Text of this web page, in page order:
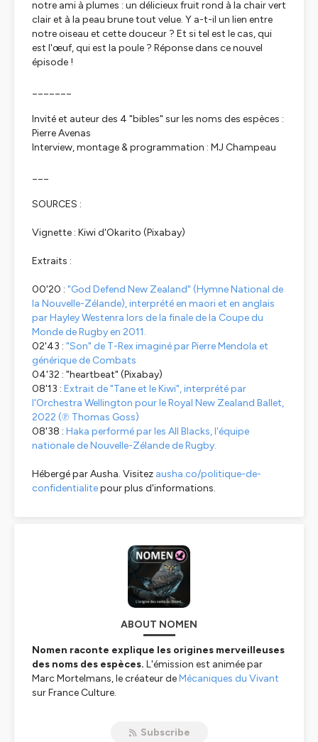
notre ami à plumes : un délicieux fruit rond à la chair vert
clair et à la peau brune tout velue. Y a-t-il un lien entre
notre oiseau et cette douceur ? Et si tel est le cas, qui
est l'œuf, qui est la poule ? Réponse dans ce nouvel
épisode !
Invité et auteur des 4 "bibles" sur les noms des espèces :
Pierre Avenas
Interview, montage & programmation : MJ Champeau
SOURCES :
Vignette : Kiwi d'Okarito (Pixabay)
Extraits :
00'20 : "God Defend New Zealand" (Hymne National de
la Nouvelle-Zélande), interprété en maori et en anglais
par Hayley Westenra lors de la finale de la Coupe du
Monde de Rugby en 2011.
02'43 : "Son" de T-Rex imaginé par Pierre Mendola et
générique de Combats
04'32 : "heartbeat" (Pixabay)
08'13 : Extrait de "Tane et le Kiwi", interprété par
l'Orchestra Wellington pour le Royal New Zealand Ballet,
2022 (℗ Thomas Goss)
08'38 : Haka performé par les All Blacks, l'équipe
nationale de Nouvelle-Zélande de Rugby.
Hébergé par Ausha. Visitez ausha.co/politique-de-
confidentialitepour plus d'informations.
ABOUT NOMEN
Nomen raconte explique les origines merveilleuses
des noms des espèces. L'émission est animée par
Marc Mortelmans, le créateur deMécaniques du Vivant
sur France Culture.
l'histoire, la géographie, les langues, la culture, les
Subscribe